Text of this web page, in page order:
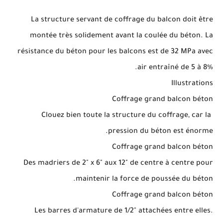
La structure servant de coffrage du balcon doit être
montée très solidement avant la coulée du béton. La
résistance du béton pour les balcons est de 32 MPa avec
air entraîné de 5 à 8%.
Illustrations
Coffrage grand balcon béton
Clouez bien toute la structure du coffrage, car la
pression du béton est énorme.
Coffrage grand balcon béton
Des madriers de 2" x 6" aux 12" de centre à centre pour
maintenir la force de poussée du béton.
Coffrage grand balcon béton
Les barres d'armature de 1/2" attachées entre elles.